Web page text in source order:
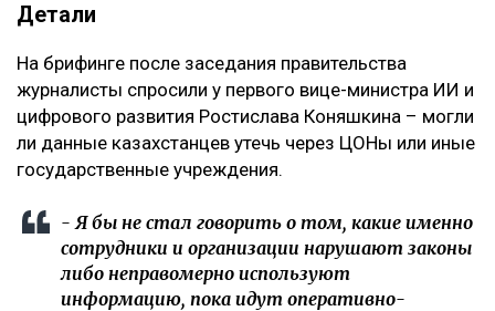
Детали
На брифинге после заседания правительства
журналисты спросили у первого вице-министра ИИ и
цифрового развития Ростислава Коняшкина – могли
ли данные казахстанцев утечь через ЦОНы или иные
государственные учреждения.
- Я бы не стал говорить о том, какие именно
сотрудники и организации нарушают законы
либо неправомерно используют
информацию, пока идут оперативно-